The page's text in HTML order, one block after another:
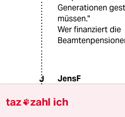
Generationen
müssen."
Wer finanziert die
J JensF
@Nicky Arnstein:
taz zahl ich